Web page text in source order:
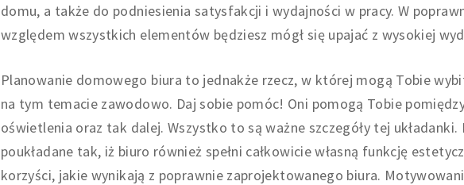
domu, a także do podniesienia satysfakcji i wydajności w pracy. W
względem wszystkich elementów będziesz mógł się upajać z wysokiej
Planowanie domowego biura to jednakże rzecz, w której mogą Tobie
na tym temacie zawodowo. Daj sobie pomóc! Oni pomogą Tobie
oświetlenia oraz tak dalej. Wszystko to są ważne szczegóły tej
poukładane tak, iż biuro również spełni całkowicie własną funkcję
korzyści, jakie wynikają z poprawnie zaprojektowanego biura.